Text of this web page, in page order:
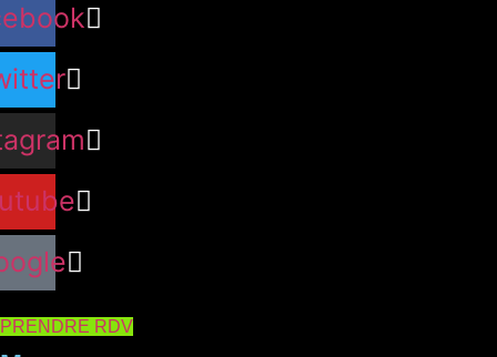
PRENDRE RDV